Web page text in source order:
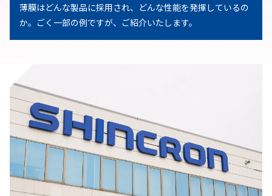
薄膜はどんな製品に採用され、どんな性能を発揮しているの
か。ごく一部の例ですが、ご紹介いたします。